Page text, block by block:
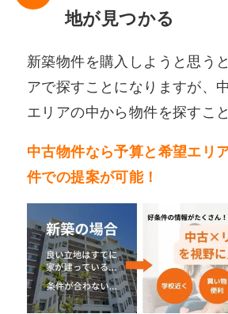
地が見つかる
新築物件を購入しようと思う
アで探すことになりますが、
エリアの中から物件を探すこ
中古物件なら予算と希望エリ
件での提案が可能！